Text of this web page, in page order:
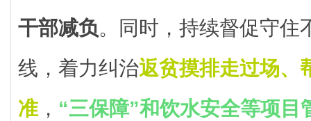
干部减负。同时，持续督促守住
线，着力纠治返贫摸排走过场、
准 ， “三保障”和饮水安全等项目